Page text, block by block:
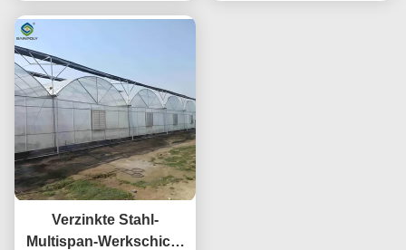
Verzinkte Stahl-
Multispan-Werkschicht